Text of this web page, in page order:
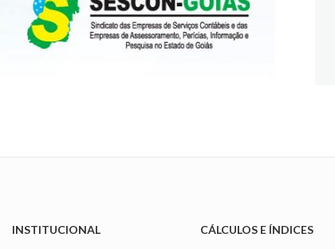
INSTITUCIONAL CÁLCULOS E ÍNDICES